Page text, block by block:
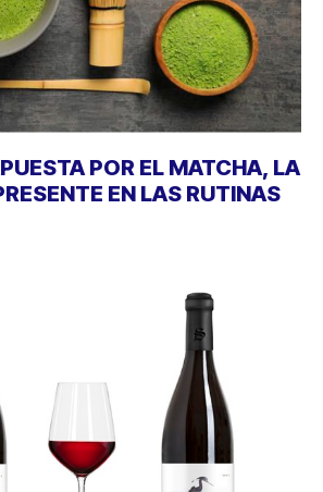
POR EL MATCHA, LA
EN LAS RUTINAS